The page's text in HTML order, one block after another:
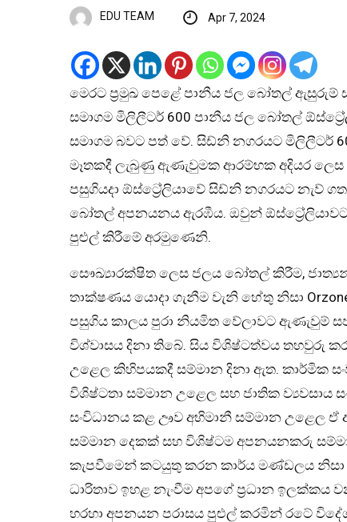
EDU TEAM Apr 7, 2024
මෙරට ප්‍රමුඛ පෙළේ පානීය ජල බෝතල් ඇසුරුම්
සමාගම මිලිලීටර් 600 පානීය ජල බෝතල්
සමාගම බවට පත් වේ. සිඩ්නි නගරයට මිලිලීටර්
මෑතකදී ලැබුණු ඇණැවුමක ආරම්භක අදියර
පසුගියදා ඕස්ට්‍රේලියාවේ සිඩ්නි නගරයට නැව්
බෝතල් අපනයනය ඇරඹීය. ඔවුන්
පුළුල් කිරීමේ අරමුණෙනි.
සෞඛ්‍යාරක්ෂිත ලෙස ජලය බෝතල් කිරීම,
තාක්ෂණය යොදා ගැනීම වැනි හේතු නිසා
පසුගිය කාලය පුරා නියමිත වේලාවට ඇණැවුම්
විශ්වාසය දිනා තිබේ. සිය විශිෂ්ටත්වය තහවුරු
උළෙල කිහිපයකදී සම්මාන දිනා ඇත. කාර්මික
විශිෂ්ටතා සම්මාන උළෙල සහ ජාතික ව්‍යවසාය
සංවිධානය කළ ඌව අභිමානී සම්මාන උළෙල ඒ
සම්මාන දෙකක් සහ විශිෂ්ටම අපනයනකරු
කැපවීමෙන් කටයුතු කරන කාර්ය මණ්ඩලය නිසා
ධාරිතාව ඉහළ නැංවීම අපගේ ප්‍රධාන ඉලක්කය
හරහා අපනයන පරාසය පුළුල් කරමින් රටේ